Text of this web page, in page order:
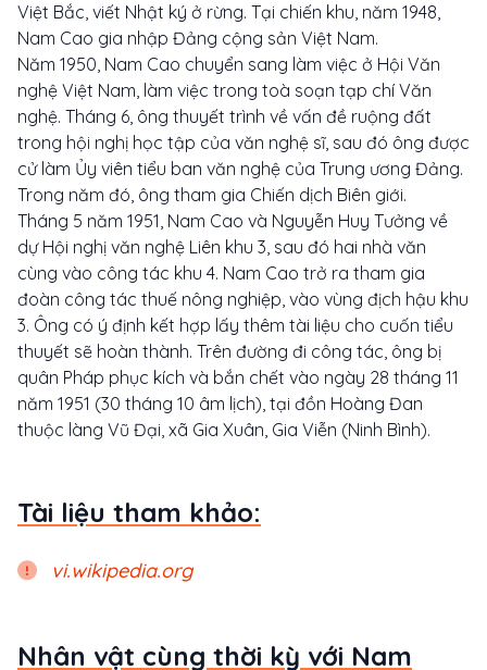
Việt Bắc, viết Nhật ký ở rừng. Tại chiến khu, năm 1948,
Nam Cao gia nhập Đảng cộng sản Việt Nam.
Năm 1950, Nam Cao chuyển sang làm việc ở Hội Văn
nghệ Việt Nam, làm việc trong toà soạn tạp chí Văn
nghệ. Tháng 6, ông thuyết trình về vấn đề ruộng đất
trong hội nghị học tập của văn nghệ sĩ, sau đó ông được
cử làm Ủy viên tiểu ban văn nghệ của Trung ương Đảng.
Trong năm đó, ông tham gia Chiến dịch Biên giới.
Tháng 5 năm 1951, Nam Cao và Nguyễn Huy Tưởng về
dự Hội nghị văn nghệ Liên khu 3, sau đó hai nhà văn
cùng vào công tác khu 4. Nam Cao trở ra tham gia
đoàn công tác thuế nông nghiệp, vào vùng địch hậu khu
3. Ông có ý định kết hợp lấy thêm tài liệu cho cuốn tiểu
thuyết sẽ hoàn thành. Trên đường đi công tác, ông bị
quân Pháp phục kích và bắn chết vào ngày 28 tháng 11
năm 1951 (30 tháng 10 âm lịch), tại đồn Hoàng Đan
thuộc làng Vũ Đại, xã Gia Xuân, Gia Viễn (Ninh Bình).
Tài liệu tham khảo:
vi.wikipedia.org
Nhân vật cùng thời kỳ với Nam